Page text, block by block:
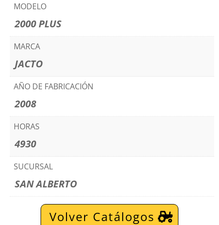
MODELO
2000 PLUS
MARCA
JACTO
AÑO DE FABRICACIÓN
2008
HORAS
4930
SUCURSAL
SAN ALBERTO
Volver Catálogos